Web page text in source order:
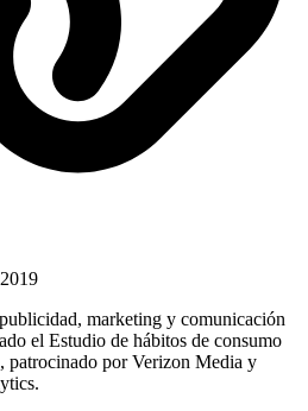
marketing y comunicación
el Estudio de hábitos de consumo
por Verizon Media y